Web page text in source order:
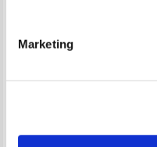
Marketing
Adaugă în coș